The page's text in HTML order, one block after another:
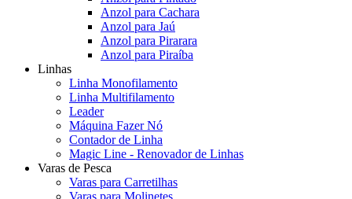
Anzol para Cachara
Anzol para Jaú
Anzol para Pirarara
Anzol para Piraíba
Linhas
Linha Monofilamento
Linha Multifilamento
Leader
Máquina Fazer Nó
Contador de Linha
Magic Line - Renovador de Linhas
Varas de Pesca
Varas para Carretilhas
Varas para Molinetes